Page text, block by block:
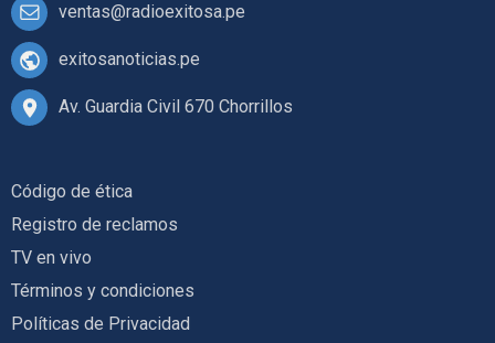
ventas@radioexitosa.pe
exitosanoticias.pe
Av. Guardia Civil 670 Chorrillos
Código de ética
Registro de reclamos
TV en vivo
Términos y condiciones
Políticas de Privacidad